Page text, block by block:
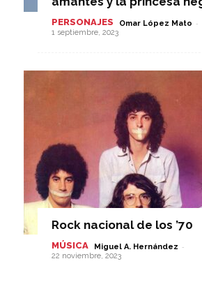
PERSONAJES Omar López Mato -
1 septiembre, 2023
Rock nacional de los ’70
MÚSICA Miguel A. Hernández -
22 noviembre, 2023